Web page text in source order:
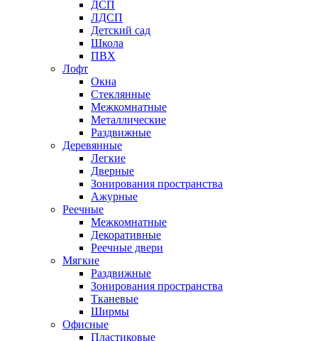
ДСП
ЛДСП
Детский сад
Школа
ПВХ
Лофт
Окна
Стеклянные
Межкомнатные
Металлические
Раздвижные
Деревянные
Легкие
Дверные
Зонирования пространства
Ажурные
Реечные
Межкомнатные
Декоративные
Реечные двери
Мягкие
Раздвижные
Зонирования пространства
Тканевые
Ширмы
Офисные
Пластиковые